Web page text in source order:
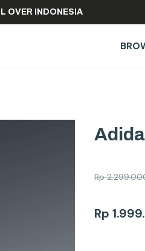
ALL OVER INDONESIA
Rp
Rp